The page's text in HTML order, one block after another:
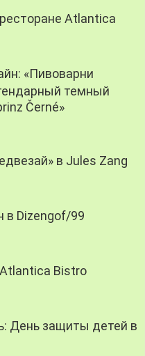
Atlantica
«Пивоварни
темный
Černé»
в Jules Zang
в Dizengof/99
Bistro
День защиты детей в